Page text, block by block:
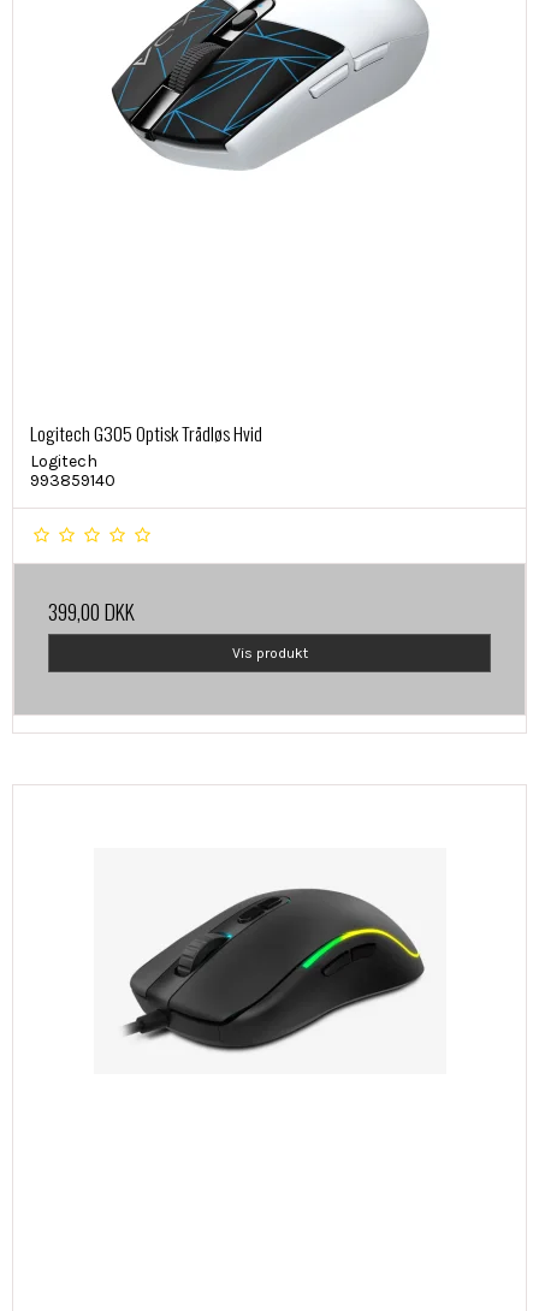
Logitech G305 Optisk Trådløs Hvid
Logitech
993859140
399,00 DKK
Vis produkt